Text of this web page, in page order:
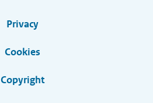
Privacy
Cookies
Copyright